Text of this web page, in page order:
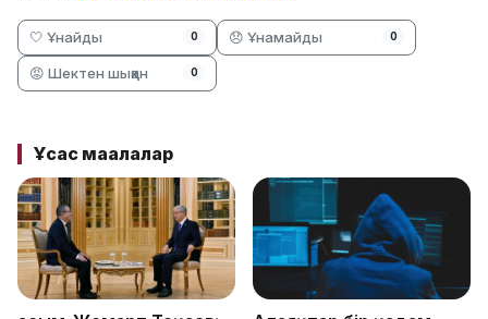
🤍 Ұнайды 0 😞 Ұнамайды 0
😡 Шектен шыққан 0
Ұқсас мақалалар